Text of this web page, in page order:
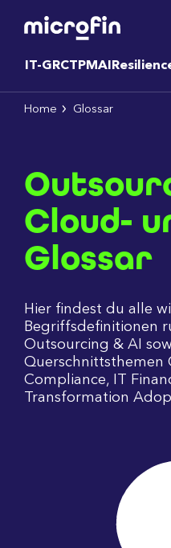
IT-GRCTPMAI
Home Glossar
Cloud-
Glossar
Hier findest du alle
Begriffsdefinitionen
Outsourcing & AI
Querschnittsthemen
Compliance, IT
Transformation